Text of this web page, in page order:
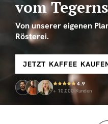
vom
Von unserer eigenen
Rösterei.
JETZT KAFFEE
4.9
+ 10.000 Kunden